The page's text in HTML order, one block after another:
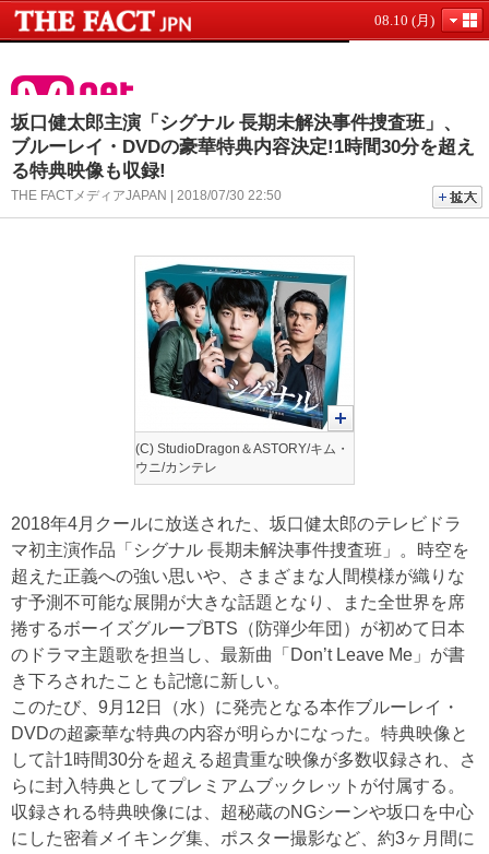
08.10 (月)
坂口健太郎主演「シグナル 長期未解決事件捜査班」、
ブルーレイ・DVDの豪華特典内容決定!1時間30分を超え
る特典映像も収録!
THE FACTメディアJAPAN | 2018/07/30 22:50
(C) StudioDragon＆ASTORY/キム・
ウニ/カンテレ
2018年4月クールに放送された、坂口健太郎のテレビドラ
マ初主演作品「シグナル 長期未解決事件捜査班」。時空を
超えた正義への強い思いや、さまざまな人間模様が織りな
す予測不可能な展開が大きな話題となり、また全世界を席
捲するボーイズグループBTS（防弾少年団）が初めて日本
のドラマ主題歌を担当し、最新曲「Don’t Leave Me」が書
き下ろされたことも記憶に新しい。
このたび、9月12日（水）に発売となる本作ブルーレイ・
DVDの超豪華な特典の内容が明らかになった。特典映像と
して計1時間30分を超える超貴重な映像が多数収録され、さ
らに封入特典としてプレミアムブックレットが付属する。
収録される特典映像には、超秘蔵のNGシーンや坂口を中心
にした密着メイキング集、ポスター撮影など、約3ヶ月間に